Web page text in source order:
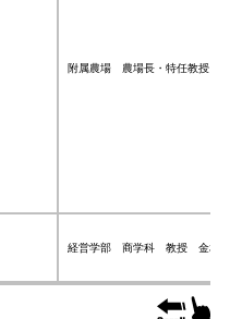
附属農場 農場長・特任教授
経営学部 商学科 教授 金相俊